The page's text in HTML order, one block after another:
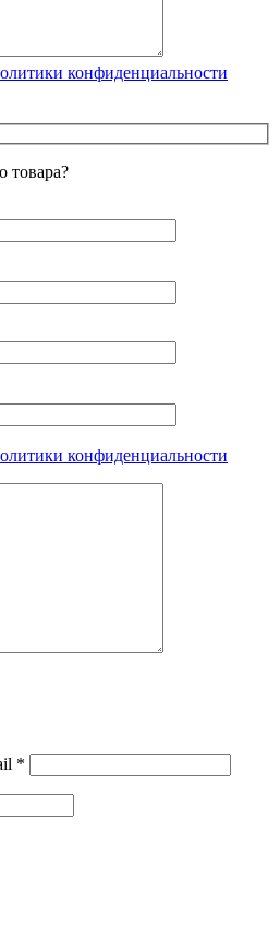
конфиденциальности
товара?
конфиденциальности
*